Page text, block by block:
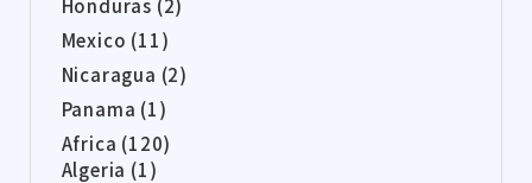
Honduras (2)
Mexico (11)
Nicaragua (2)
Panama (1)
Africa (120)
Algeria (1)